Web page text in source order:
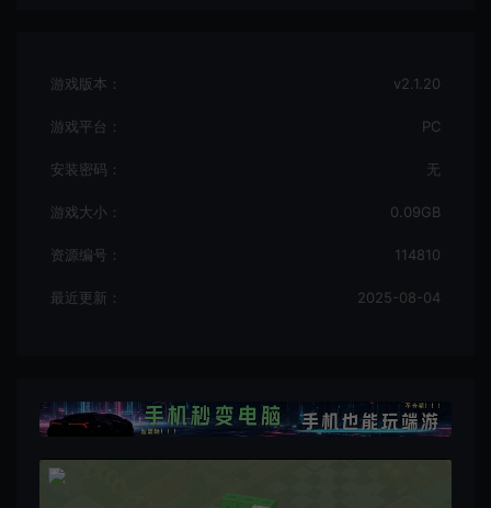
游戏版本： v2.1.20
游戏平台： PC
安装密码： 无
游戏大小： 0.09GB
资源编号： 114810
最近更新： 2025-08-04